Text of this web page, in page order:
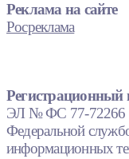
Реклама на сайте
Росреклама
Регистрационный
ЭЛ № ФС 77-72266
Федеральной
информационных